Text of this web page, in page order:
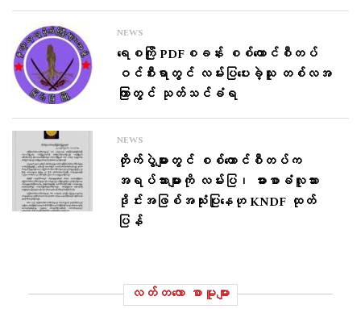
NEWS
ရေစကြို PDFစခန်း စစ်ကောင်စီတပ်
ဝင်စီးရာတွင် လမ်းပြပေးခဲ့သူ တစ်လအ
ကြာတွင် သုတ်သင်ခံရ
NEWS
တိုက်ပွဲများတွင် စစ်ကောင်စီတပ်က
အရပ်သားများကို လမ်းပြ၊ ဓားစာခံလူသား
ဒိုင်းအဖြစ်အသုံးပြုနေဟု KNDF ထုတ်
ပြန်
လတ်တ‌လော စာမူများ